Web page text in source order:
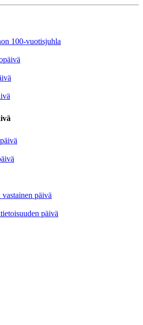
100-vuotisjuhla
päivä
päivä